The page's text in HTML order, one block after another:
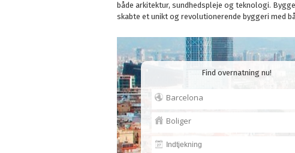
både arkitektur, sundhedspleje og teknologi.
skabte et unikt og revolutionerende byggeri med
Find overnatning nu!